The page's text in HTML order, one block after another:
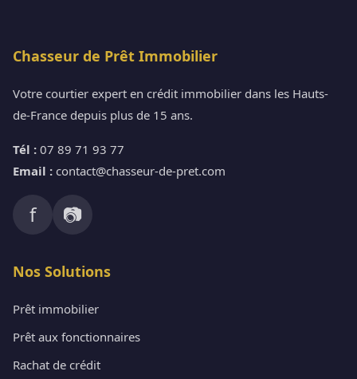
Chasseur de Prêt Immobilier
Votre courtier expert en crédit immobilier dans les Hauts-
de-France depuis plus de 15 ans.
Tél : 07 89 71 93 77
Email : contact@chasseur-de-pret.com
f 📷
Nos Solutions
Prêt immobilier
Prêt aux fonctionnaires
Rachat de crédit